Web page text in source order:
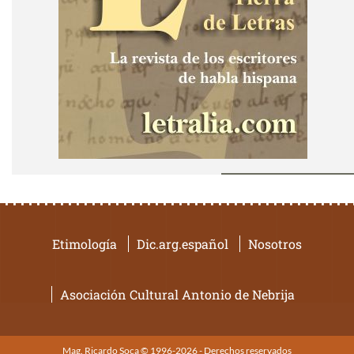
Etimología Dic.arg.español Nosotros
Asociación Cultural Antonio de Nebrija
Mag. Ricardo Soca © 1996-2026 - Derechos reservados